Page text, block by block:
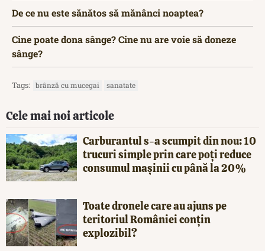
De ce nu este sănătos să mănânci noaptea?
Cine poate dona sânge? Cine nu are voie să doneze
sânge?
Tags: brânză cu mucegai sanatate
Cele mai noi articole
Carburantul s-a scumpit din nou: 10
trucuri simple prin care poți reduce
consumul mașinii cu până la 20%
Toate dronele care au ajuns pe
teritoriul României conțin
explozibil?